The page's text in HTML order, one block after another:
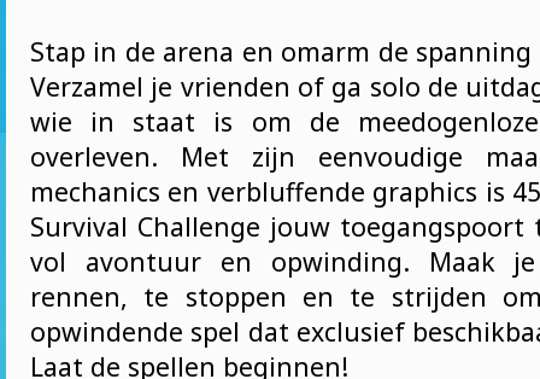
Stap in de arena en omarm de
Verzamel je vrienden of ga solo de
wie in staat is om de
overleven. Met zijn eenvoudige
mechanics en verbluffende graphics is
Survival Challenge jouw
vol avontuur en opwinding. Maak
rennen, te stoppen en te strijden
opwindende spel dat exclusief
Laat de spellen beginnen!